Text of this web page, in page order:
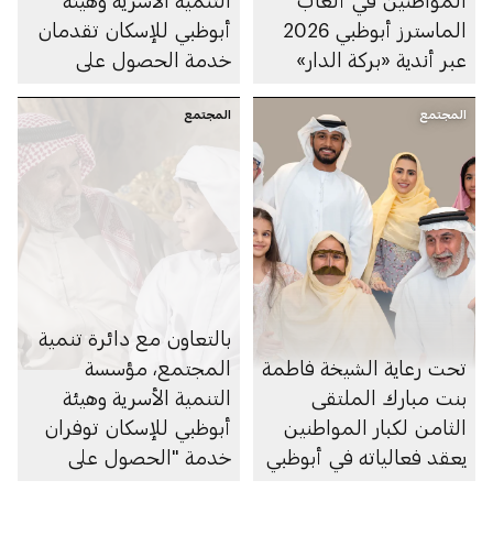
الماسترز أبوظبي 2026
عبر أندية «بركة الدار»
أبوظبي للإسكان تقدمان
خدمة الحصول على
المواطنين ضمن مبادرة
"بركتنا"
المجتمع
تحت رعاية الشيخة فاطمة
بنت مبارك الملتقى
الثامن لكبار المواطنين
يعقد فعالياته في أبوظبي
المجتمع
بالتعاون مع دائرة تنمية
المجتمع، مؤسسة
التنمية الأسرية وهيئة
أبوظبي للإسكان توفران
خدمة "الحصول على